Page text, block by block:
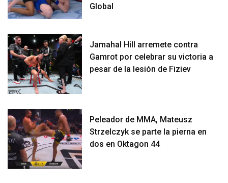
Global
Jamahal Hill arremete contra
Gamrot por celebrar su victoria a
pesar de la lesión de Fiziev
Peleador de MMA, Mateusz
Strzelczyk se parte la pierna en
dos en Oktagon 44